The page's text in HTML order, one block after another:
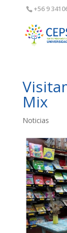
+56 9
Mix
Noticias